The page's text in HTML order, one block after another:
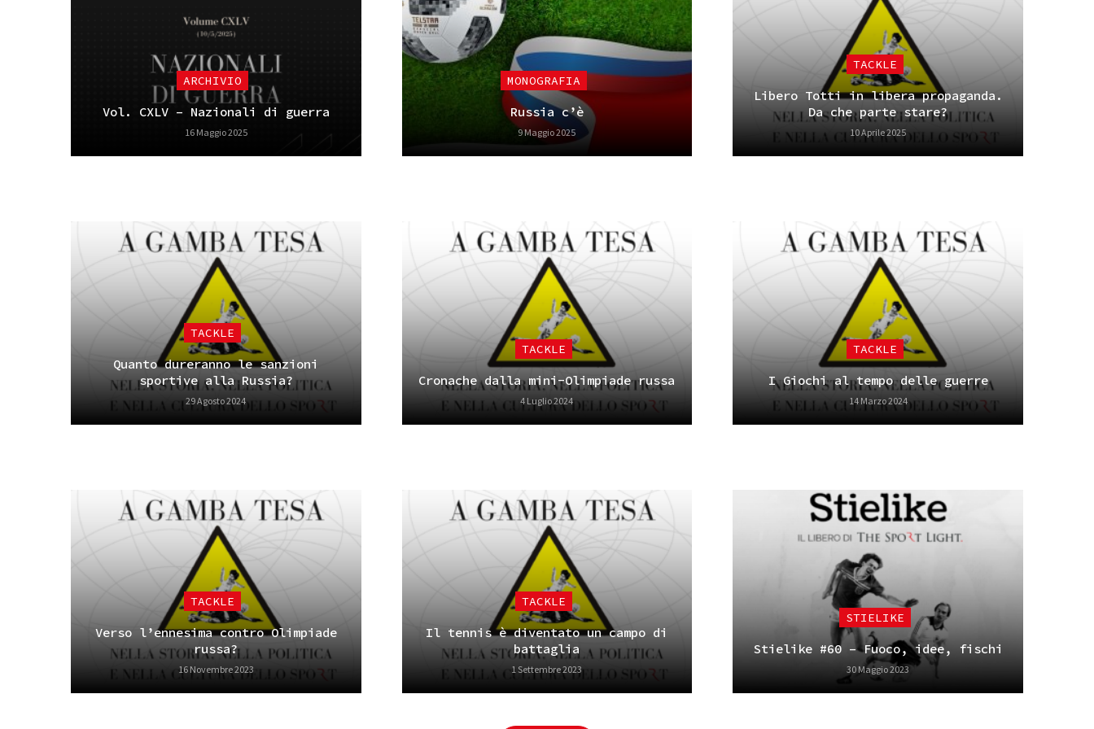
ARCHIVIO
Vol. CXLV – Nazionali di guerra
16 Maggio 2025
MONOGRAFIA
Russia c’è
9 Maggio 2025
TACKLE
Libero Totti in libera propaganda.
Da che parte stare?
10 Aprile 2025
TACKLE
Quanto dureranno le sanzioni
sportive alla Russia?
29 Agosto 2024
TACKLE
Cronache dalla mini-Olimpiade russa
4 Luglio 2024
TACKLE
I Giochi al tempo delle guerre
14 Marzo 2024
TACKLE
Verso l’ennesima contro Olimpiade
russa?
16 Novembre 2023
TACKLE
Il tennis è diventato un campo di
battaglia
1 Settembre 2023
STIELIKE
Stielike #60 – Fuoco, idee, fischi
30 Maggio 2023